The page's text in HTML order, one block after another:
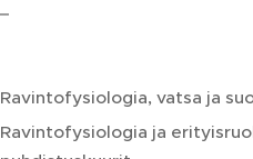
Ravintofysiologia, vatsa ja
Ravintofysiologia ja